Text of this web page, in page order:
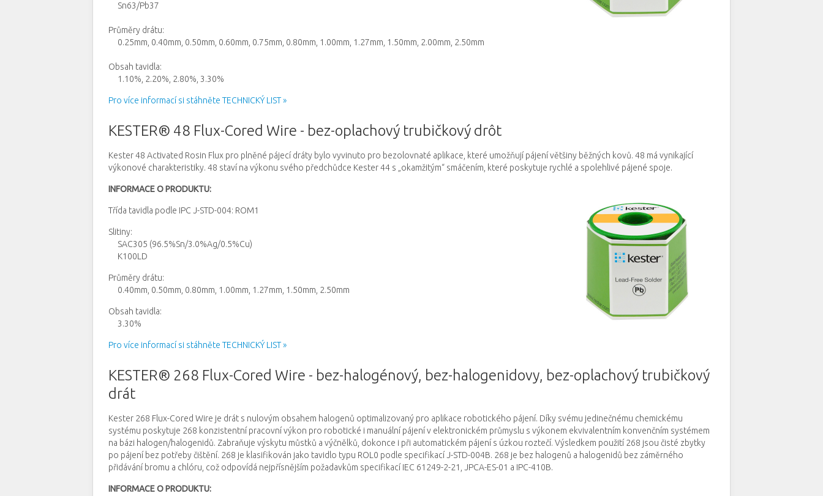
Sn63/Pb37
Průměry drátu:
0.25mm, 0.40mm, 0.50mm, 0.60mm, 0.75mm, 0.80mm, 1.00mm, 1.27mm, 1.50mm, 2.00mm, 2.50mm
Obsah tavidla:
1.10%, 2.20%, 2.80%, 3.30%
Pro více informací si stáhněte TECHNICKÝ LIST »
KESTER® 48 Flux-Cored Wire - bez-oplachový trubičkový drôt
Kester 48 Activated Rosin Flux pro plněné pájecí dráty bylo vyvinuto pro bezolovnaté aplikace, které umožňují pájení většiny běžných kovů. 48 má vynikající
výkonové charakteristiky. 48 staví na výkonu svého předchůdce Kester 44 s „okamžitým“ smáčením, které poskytuje rychlé a spolehlivé pájené spoje.
INFORMACE O PRODUKTU:
Třída tavidla podle IPC J-STD-004: ROM1
Slitiny:
SAC305 (96.5%Sn/3.0%Ag/0.5%Cu)
K100LD
Průměry drátu:
0.40mm, 0.50mm, 0.80mm, 1.00mm, 1.27mm, 1.50mm, 2.50mm
Obsah tavidla:
3.30%
Pro více informací si stáhněte TECHNICKÝ LIST »
KESTER® 268 Flux-Cored Wire - bez-halogénový, bez-halogenidovy, bez-oplachový trubičkový
drát
Kester 268 Flux-Cored Wire je drát s nulovým obsahem halogenů optimalizovaný pro aplikace robotického pájení. Díky svému jedinečnému chemickému
systému poskytuje 268 konzistentní pracovní výkon pro robotické i manuální pájení v elektronickém průmyslu s výkonem ekvivalentním konvenčním systémem
na bázi halogen/halogenidů. Zabraňuje výskytu můstků a výčnělků, dokonce i při automatickém pájení s úzkou roztečí. Výsledkem použití 268 jsou čisté zbytky
po pájení bez potřeby čištění. 268 je klasifikován jako tavidlo typu ROL0 podle specifikací J-STD-004B. 268 je bez halogenů a halogenidů bez záměrného
přidávání bromu a chlóru, což odpovídá nejpřísnějším požadavkům specifikací IEC 61249-2-21, JPCA-ES-01 a IPC-410B.
INFORMACE O PRODUKTU: